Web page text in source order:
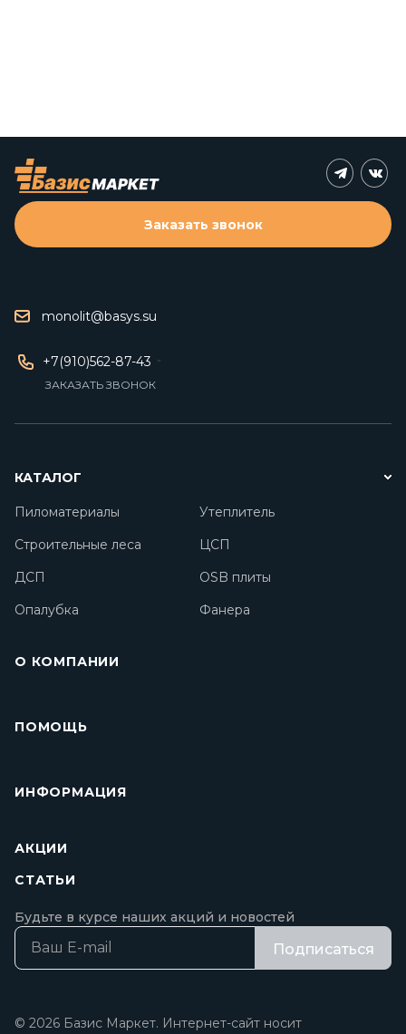
monolit@basys.su
+7(910)562-87-43
ЗАКАЗАТЬ ЗВОНОК
Заказать звонок
КАТАЛОГ
Пиломатериалы
Утеплитель
Строительные леса
ЦСП
ДСП
OSB плиты
Опалубка
Фанера
О КОМПАНИИ
ПОМОЩЬ
ИНФОРМАЦИЯ
АКЦИИ
СТАТЬИ
Будьте в курсе наших акций и новостей
Подписаться
© 2026 Базис Маркет. Интернет-сайт носит